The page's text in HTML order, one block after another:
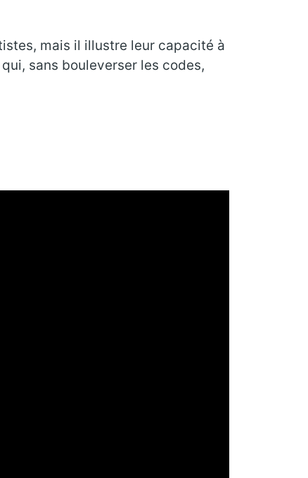
mais il illustre leur capacité à
sans bouleverser les codes,